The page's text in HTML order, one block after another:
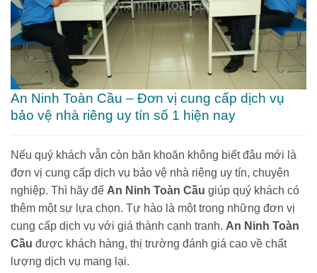
An Ninh Toàn Cầu – Đơn vị cung cấp dịch vụ
bảo vệ nhà riêng uy tín số 1 hiện nay
Nếu quý khách vẫn còn băn khoăn không biết đâu mới là
đơn vị cung cấp dịch vụ bảo vệ nhà riêng uy tín, chuyên
nghiệp. Thì hãy để An Ninh Toàn Cầu giúp quý khách có
thêm một sự lựa chọn. Tự hào là một trong những đơn vị
cung cấp dịch vụ với giá thành cạnh tranh. An Ninh Toàn
Cầu được khách hàng, thị trường đánh giá cao về chất
lượng dịch vụ mang lại.